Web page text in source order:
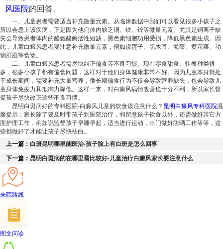
风医院的回答。
一、儿童患者需要适当补充微量元素。从临床数据中我们可以看见很多小孩子之
所以会患上该疾病，正是因为他们体内缺乏铜、铁、锌等微量元素。尤其是铜离子缺
失会导致患者体内的酪氨酸酶活性短缺，黑色素细胞功用受损，降低黑色素生成。因
此，儿童白癜风患者要注意补充微量元素，例如说莲子、黑木耳、海藻、黄花菜、动
物肝脏等食物。
二、儿童白癜风患者需尽快纠正偏食等不良习惯。现在零食甜食、快餐种类很
多，很多小孩子都有偏食问题，这样对于他们身体健康非常不好。因为儿童本身就处
于成长期间，需要补充大量营养，像长期偏食行为不仅会导致营养缺失，也会导致儿
童身体免疫力和抵御力降低。这样一来，对白癜风病情改善也十分不利，所以家长督
促孩子尽快改正这些不良习惯。
昆明白斑病好的专科医院-白癜风儿童的饮食该注意什么？ 昆明白癜风专科医院温
馨提示：家长除了要及时带孩子到医院治疗，和留意孩子饮食以外，还需做好其它方
面护理工作，例如说监督孩子早睡早起，适当进行运动，出门做好防晒工作等等，这
些都做好了才能让孩子尽快祛白。
上一篇： 白斑昆明哪里能医治-孩子脸上有白斑是怎么回事
下一篇： 昆明白斑病的在哪里看比较好-儿童治疗白癜风家长要注意什么
来院路线
图文问诊